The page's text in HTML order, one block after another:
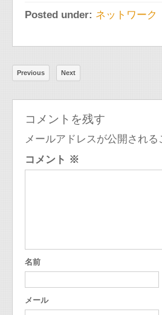
Posted under: ネットワーク
Previous Next
コメントを残す
メールアドレスが公開される
コメント ※
名前
メール